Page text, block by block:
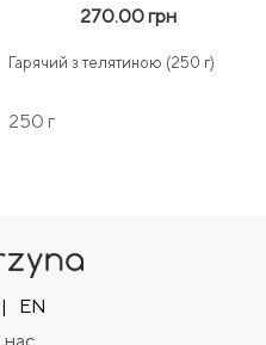
270.00 грн
Гарячий з телятиною (250 г)
250 г
|
EN